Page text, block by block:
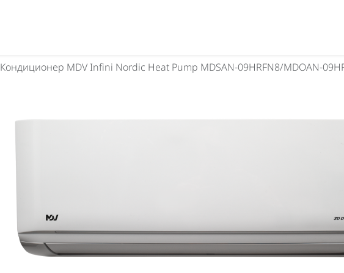
Кондиционер MDV Infini Nordic Heat Pump MDSAN-09HRFN8/MDOAN-